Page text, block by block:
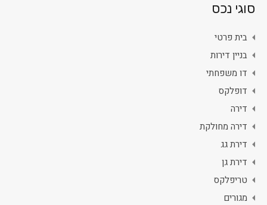
סוגי נכס
בית פרטי
בניין דירות
דו משפחתי
דופלקס
דירה
דירה מחולקת
דירת גג
דירת גן
טריפלקס
מגורים